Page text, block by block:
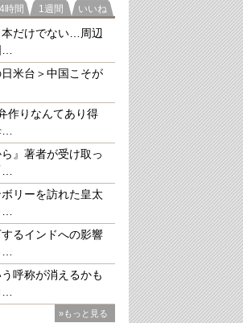
ンキング
時間 1週間 いいね
だけでない…周辺
米台＞中国こそが
作りなんてあり得
』著者が受け取っ
リーを訪れた皇太
るインドへの影響
呼称が消えるかも
»もっと見る